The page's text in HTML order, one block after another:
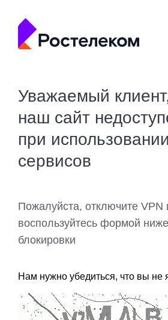
Уважаемый
наш сайт
при
сервисов
Пожалуйста, отключите VPN
воспользуйтесь формой
блокировки
Нам нужно убедиться, что вы не